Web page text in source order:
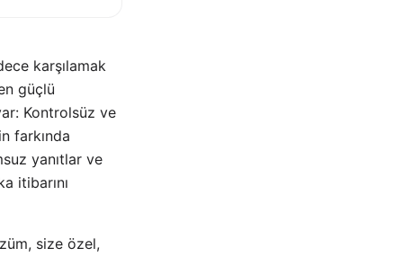
karşılamak
güçlü
Kontrolsüz ve
farkında
yanıtlar ve
itibarını
size özel,